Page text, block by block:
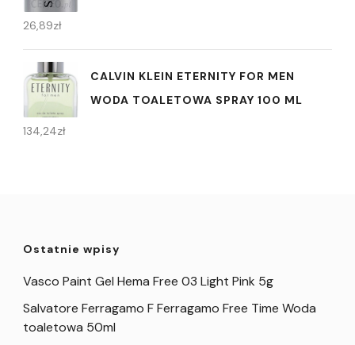
26,89zł
CALVIN KLEIN ETERNITY FOR MEN
WODA TOALETOWA SPRAY 100 ML
134,24zł
Ostatnie wpisy
Vasco Paint Gel Hema Free 03 Light Pink 5g
Salvatore Ferragamo F Ferragamo Free Time Woda
toaletowa 50ml